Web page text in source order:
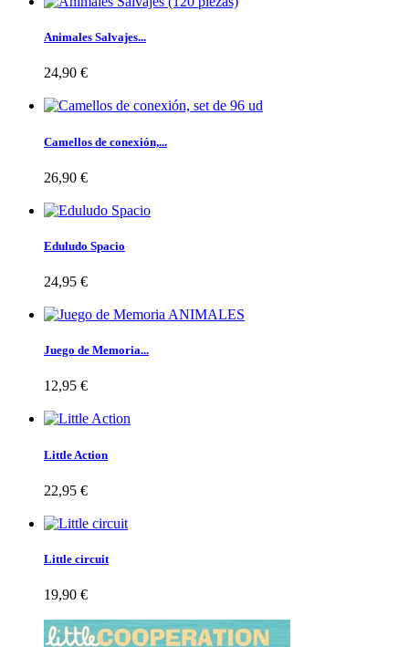
Animales Salvajes...
24,90 €
Camellos de conexión,...
26,90 €
Eduludo Spacio
24,95 €
Juego de Memoria...
12,95 €
Little Action
22,95 €
Little circuit
19,90 €